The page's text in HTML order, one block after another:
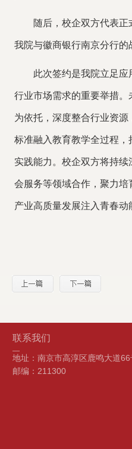
随后，校企双方代表
我院与徽商银行南京分行的
此次签约是我院立足
行业市场需求的重要举措
为依托，深度整合行业资
标准融入教育教学全过程
实践能力。校企双方将持
会服务等领域合作，聚力
产业高质量发展注入青春动
联系我们
地址：南京市高淳区鹿鸣大道66
邮编：211300